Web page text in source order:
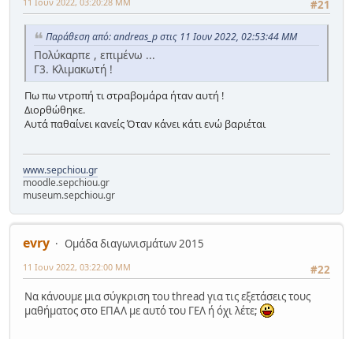
#21
Παράθεση από: andreas_p στις 11 Ιουν 2022, 02:53:44 ΜΜ
Πολύκαρπε , επιμένω ...
Γ3. Κλιμακωτή !
Πω πω ντροπή τι στραβομάρα ήταν αυτή !
Διορθώθηκε.
Αυτά παθαίνει κανείς Όταν κάνει κάτι ενώ βαριέται
www.sepchiou.gr
moodle.sepchiou.gr
museum.sepchiou.gr
evry
Ομάδα διαγωνισμάτων 2015
#22
11 Ιουν 2022, 03:22:00 ΜΜ
Να κάνουμε μια σύγκριση του thread για τις εξετάσεις τους
μαθήματος στο ΕΠΑΛ με αυτό του ΓΕΛ ή όχι λέτε;